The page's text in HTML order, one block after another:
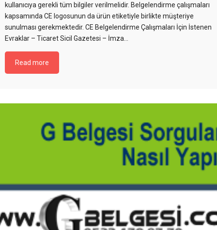
kullanıcıya gerekli tüm bilgiler verilmelidir. Belgelendirme çalışmaları
kapsamında CE logosunun da ürün etiketiyle birlikte müşteriye
sunulması gerekmektedir. CE Belgelendirme Çalışmaları İçin İstenen
Evraklar – Ticaret Sicil Gazetesi – İmza...
Read more